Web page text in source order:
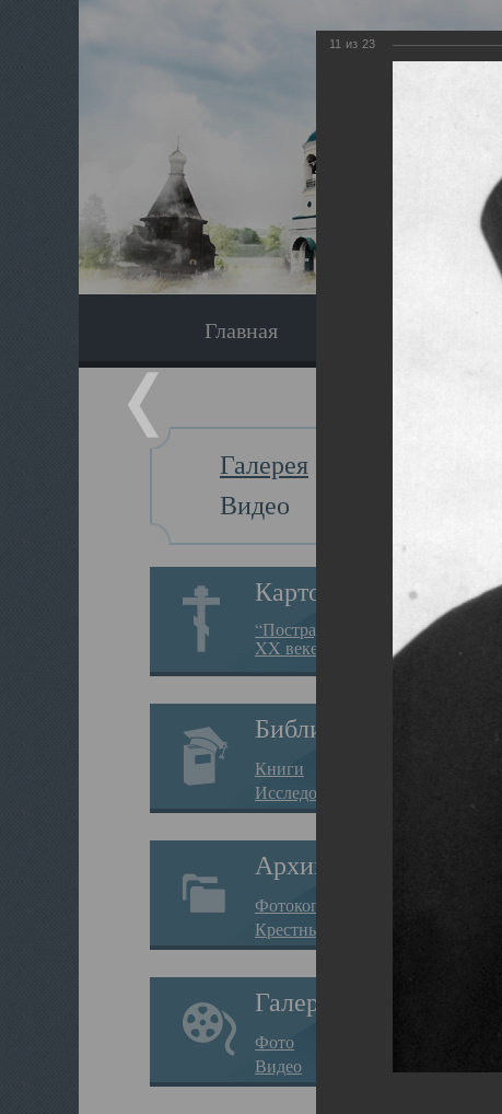
Главная
Галерея
Видео
Картотека
“Пострадавшие за веру в
XX веке на Севере”
Библиотека
Книги
Исследования
Архив
Фотокопии дел
Крестные ходы
Галерея
Фото
Видео
11 из 23